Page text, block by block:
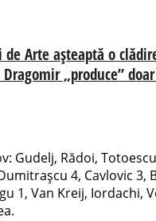
de Arte așteaptă o
„produce”
Gudelj, Rădoi,
4, Cavlovic 3,
1, Van Kreij, Iordachi,